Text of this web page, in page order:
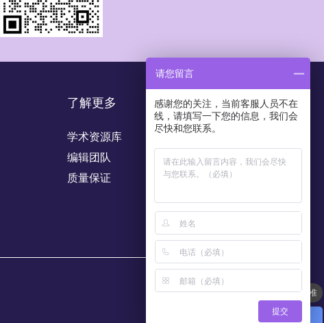
了解更多
学术资源库
编辑团队
质量保证
能开发票吗/可以开什么内容的发票？
请您留言
感谢您的关注，当前客服人员不在
线，请填写一下您的信息，我们会
尽快和您联系。
提交